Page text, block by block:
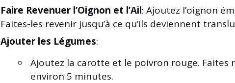
Faire Revenuer l’Oignon et l’Ail: Ajoutez l’oignon
Faites-les revenir jusqu’à ce qu’ils deviennent
Ajouter les Légumes:
Ajoutez la carotte et le poivron rouge. Faites
environ 5 minutes.